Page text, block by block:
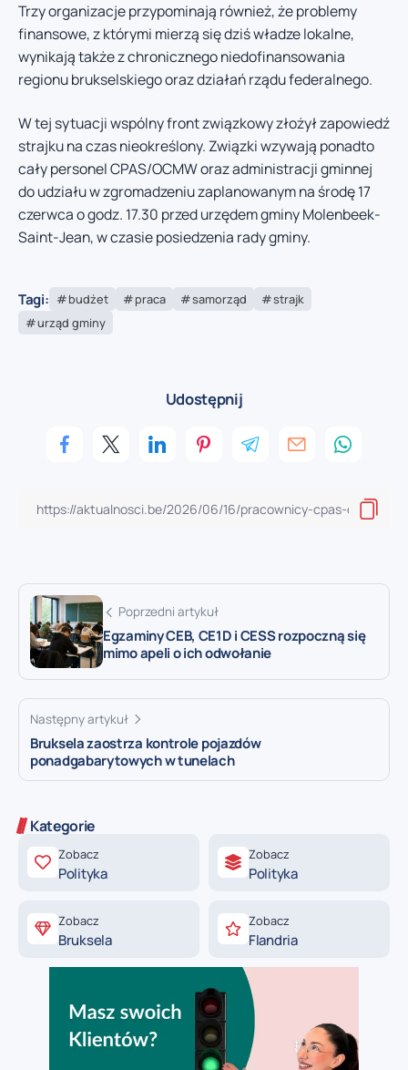
Trzy organizacje przypominają również, że problemy
finansowe, z którymi mierzą się dziś władze lokalne,
wynikają także z chronicznego niedofinansowania
regionu brukselskiego oraz działań rządu federalnego.
W tej sytuacji wspólny front związkowy złożył zapowiedź
strajku na czas nieokreślony. Związki wzywają ponadto
cały personel CPAS/OCMW oraz administracji gminnej
do udziału w zgromadzeniu zaplanowanym na środę 17
czerwca o godz. 17.30 przed urzędem gminy Molenbeek-
Saint-Jean, w czasie posiedzenia rady gminy.
Tagi: budżet praca samorząd
strajk
urząd gminy
Udostępnij
Poprzedni artykuł
Egzaminy CEB, CE1D i CESS rozpoczną się
mimo apeli o ich odwołanie
Następny artykuł
Bruksela zaostrza kontrole pojazdów
ponadgabarytowych w tunelach
Kategorie
Zobacz
Polityka
Zobacz
Polityka
Zobacz
Bruksela
Zobacz
Flandria